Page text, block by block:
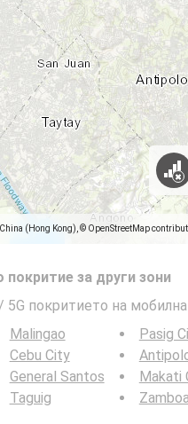
(Hong Kong), © OpenStreetMap
за други зони
покритието на
Malingao
Cebu City
General Santos
Taguig
Pasig
Makati